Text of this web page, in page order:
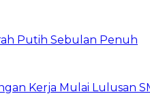
Putih Sebulan Penuh
Kerja Mulai Lulusan